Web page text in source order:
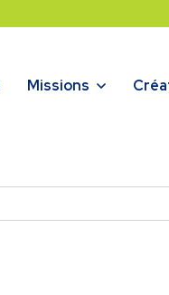
Missions